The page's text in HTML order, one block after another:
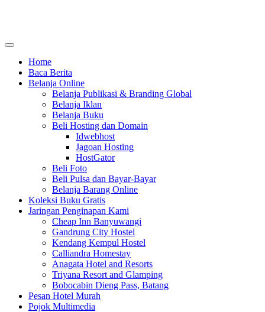
Home
Baca Berita
Belanja Online
Belanja Publikasi & Branding Global
Belanja Iklan
Belanja Buku
Beli Hosting dan Domain
Idwebhost
Jagoan Hosting
HostGator
Beli Foto
Beli Pulsa dan Bayar-Bayar
Belanja Barang Online
Koleksi Buku Gratis
Jaringan Penginapan Kami
Cheap Inn Banyuwangi
Gandrung City Hostel
Kendang Kempul Hostel
Calliandra Homestay
Anagata Hotel and Resorts
Triyana Resort and Glamping
Bobocabin Dieng Pass, Batang
Pesan Hotel Murah
Pojok Multimedia